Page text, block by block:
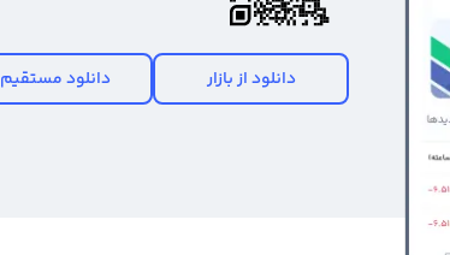
دانلود از بازار دانلود مستقیم